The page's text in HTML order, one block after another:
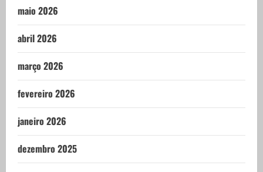
maio 2026
abril 2026
março 2026
fevereiro 2026
janeiro 2026
dezembro 2025